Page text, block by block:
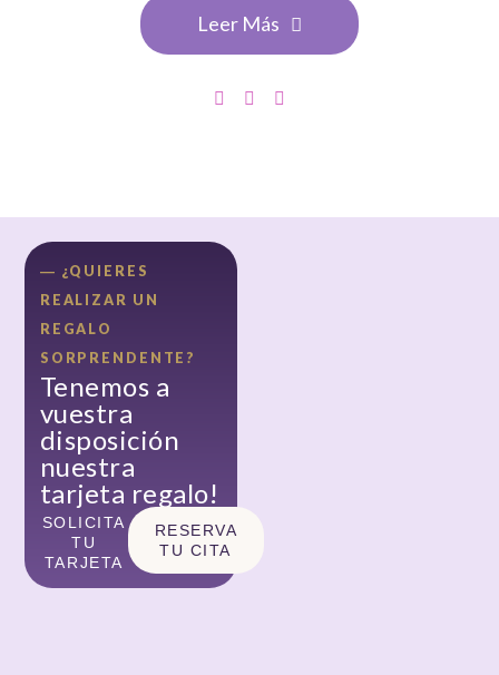
Leer Más
― ¿QUIERES
REALIZAR UN
REGALO
SORPRENDENTE?
Tenemos a
vuestra
disposición
nuestra
tarjeta regalo!
SOLICITA
TU
TARJETA
RESERVA
TU CITA